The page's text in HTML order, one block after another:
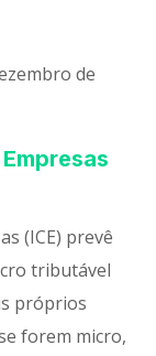
de
(ICE) prevê
tributável
próprios
forem micro,